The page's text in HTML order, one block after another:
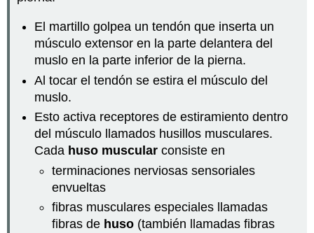
El martillo golpea un tendón que inserta un
músculo extensor en la parte delantera del
muslo en la parte inferior de la pierna.
Al tocar el tendón se estira el músculo del
muslo.
Esto activa receptores de estiramiento dentro
del músculo llamados husillos musculares.
Cada huso muscular consiste en
terminaciones nerviosas sensoriales
envueltas
fibras musculares especiales llamadas
fibras de huso(también llamadas fibras